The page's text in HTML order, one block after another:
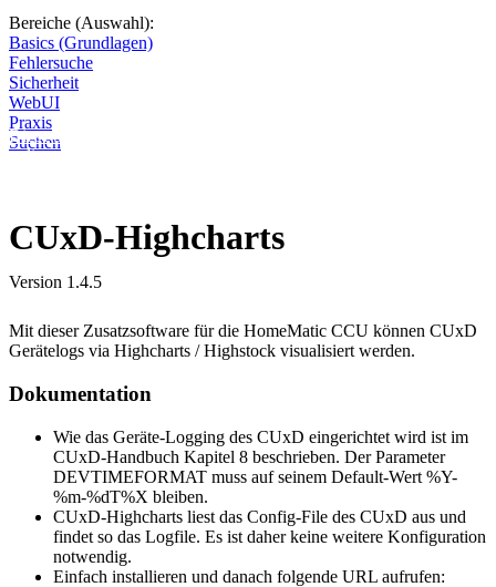
Bereiche (Auswahl):
Basics (Grundlagen)
Fehlersuche
Sicherheit
WebUI
Praxis
Suchen
Diese Seite wird nicht weitergeführt, bleibt aber als digitales Archiv
online. Vielen Dank für deinen Besuch!
CUxD-Highcharts
Version 1.4.5
Mit dieser Zusatzsoftware für die HomeMatic CCU können CUxD
Gerätelogs via Highcharts / Highstock visualisiert werden.
Dokumentation
Wie das Geräte-Logging des CUxD eingerichtet wird ist im
CUxD-Handbuch Kapitel 8 beschrieben. Der Parameter
DEVTIMEFORMAT muss auf seinem Default-Wert %Y-
%m-%dT%X bleiben.
CUxD-Highcharts liest das Config-File des CUxD aus und
findet so das Logfile. Es ist daher keine weitere Konfiguration
notwendig.
Einfach installieren und danach folgende URL aufrufen: